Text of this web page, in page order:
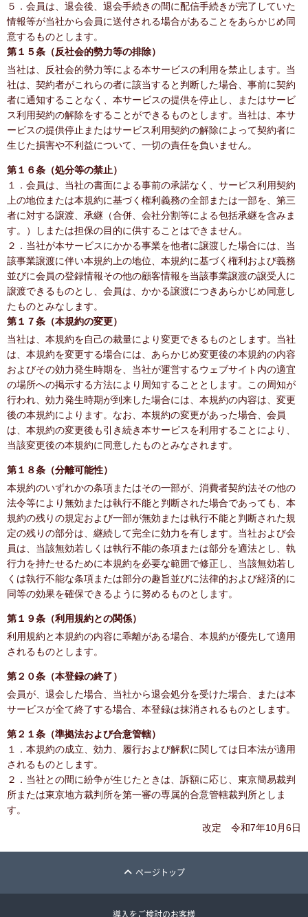
５．会員は、退会後、退会手続きの間に配信手続きが完了していた
情報等が当社から会員に送付される場合があることをあらかじめ同
意するものとします。
第１５条（反社会的勢力等の排除）
当社は、反社会的勢力等による本サービスの利用を禁止します。当
社は、契約者がこれらの者に該当すると判断した場合、事前に契約
者に通知することなく、本サービスの提供を停止し、またはサービ
ス利用契約の解除をすることができるものとします。当社は、本サ
ービスの提供停止またはサービス利用契約の解除によって契約者に
生じた損害や不利益について、一切の責任を負いません。
第１６条（処分等の禁止）
１．会員は、当社の書面による事前の承諾なく、サービス利用契約
上の地位または本規約に基づく権利義務の全部または一部を、第三
者に対する譲渡、承継（合併、会社分割等による包括承継を含みま
す。）しまたは担保の目的に供することはできません。
２．当社が本サービスにかかる事業を他者に譲渡した場合には、当
該事業譲渡に伴い本規約上の地位、本規約に基づく権利および義務
並びに会員の登録情報その他の顧客情報を当該事業譲渡の譲受人に
譲渡できるものとし、会員は、かかる譲渡につきあらかじめ同意し
たものとみなします。
第１７条（本規約の変更）
当社は、本規約を自己の裁量により変更できるものとします。当社
は、本規約を変更する場合には、あらかじめ変更後の本規約の内容
およびその効力発生時期を、当社が運営するウェブサイト内の適宜
の場所への掲示する方法により周知することとします。この周知が
行われ、効力発生時期が到来した場合には、本規約の内容は、変更
後の本規約によります。なお、本規約の変更があった場合、会員
は、本規約の変更後も引き続き本サービスを利用することにより、
当該変更後の本規約に同意したものとみなされます。
第１８条（分離可能性）
本規約のいずれかの条項またはその一部が、消費者契約法その他の
法令等により無効または執行不能と判断された場合であっても、本
規約の残りの規定および一部が無効または執行不能と判断された規
定の残りの部分は、継続して完全に効力を有します。当社および会
員は、当該無効若しくは執行不能の条項または部分を適法とし、執
行力を持たせるために本規約を必要な範囲で修正し、当該無効若し
くは執行不能な条項または部分の趣旨並びに法律的および経済的に
同等の効果を確保できるように努めるものとします。
第１９条（利用規約との関係）
利用規約と本規約の内容に乖離がある場合、本規約が優先して適用
されるものとします。
第２０条（本登録の終了）
会員が、退会した場合、当社から退会処分を受けた場合、または本
サービスが全て終了する場合、本登録は抹消されるものとします。
第２１条（準拠法および合意管轄）
１．本規約の成立、効力、履行および解釈に関しては日本法が適用
されるものとします。
２．当社との間に紛争が生じたときは、訴額に応じ、東京簡易裁判
所または東京地方裁判所を第一審の専属的合意管轄裁判所としま
す。
改定 令和7年10月6日
ページトップ
導入をご検討のお客様